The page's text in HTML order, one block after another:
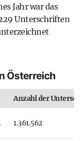
Jahr war das
Unterschriften
Österreich
Anzahl der
1.361.562